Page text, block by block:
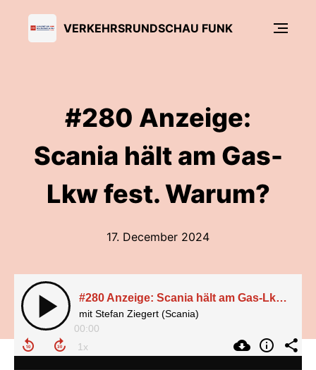
VERKEHRSRUNDSCHAU FUNK
#280 Anzeige:
Scania hält am Gas-
Lkw fest. Warum?
17. December 2024
#280 Anzeige: Scania hält am Gas-Lkw fest. Warum?
mit Stefan Ziegert (Scania)
00:00